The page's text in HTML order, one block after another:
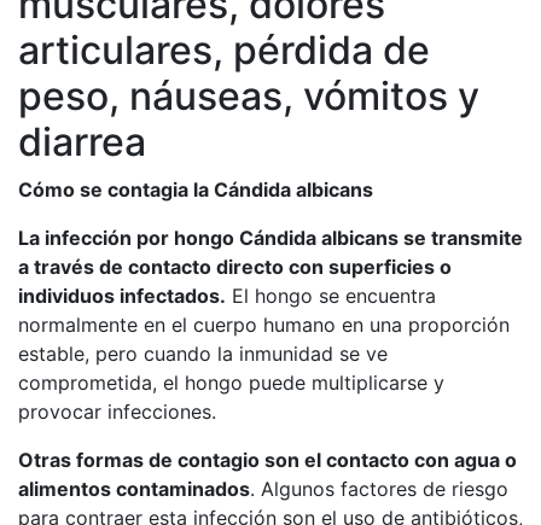
articulares, pérdida de
peso, náuseas, vómitos y
diarrea
Cómo se contagia la Cándida albicans
La infección por hongo Cándida albicans se transmite
a través de contacto directo con superficies o
individuos infectados. El hongo se encuentra
normalmente en el cuerpo humano en una proporción
estable, pero cuando la inmunidad se ve
comprometida, el hongo puede multiplicarse y
provocar infecciones.
Otras formas de contagio son el contacto con agua o
alimentos contaminados. Algunos factores de riesgo
para contraer esta infección son el uso de antibióticos,